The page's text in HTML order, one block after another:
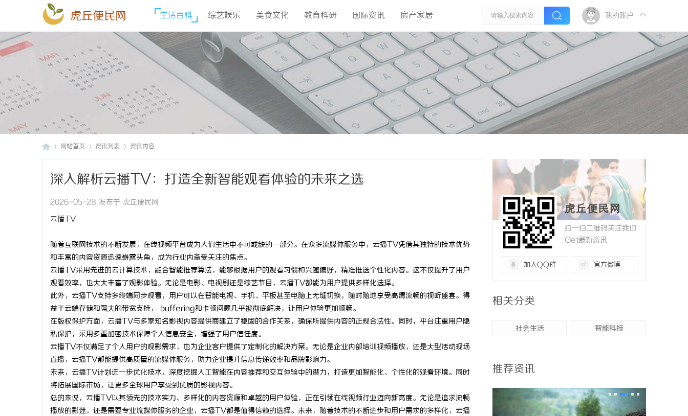
虎丘便民网 生活百科 综艺娱乐 美食文化 教育科研 国际资讯 房产家居 我的账户
网站首页 资讯列表 资讯内容
深入解析云播TV：打造全新智能观看体验的未来之选
2026-05-28 发布于 虎丘便民网
云播TV
随着互联网技术的不断发展，在线视频平台成为人们生活中不可或缺的一部分。在众多流媒体服务中，云播TV凭借其独特的技术优势
和丰富的内容资源迅速崭露头角，成为行业内备受关注的焦点。
云播TV采用先进的云计算技术，融合智能推荐算法，能够根据用户的观看习惯和兴趣偏好，精准推送个性化内容。这不仅提升了用户
观看效率，也大大丰富了观影体验。无论是电影、电视剧还是综艺节目，云播TV都能为用户提供多样化选择。
此外，云播TV支持多终端同步观看，用户可以在智能电视、手机、平板甚至电脑上无缝切换，随时随地享受高清流畅的视听盛宴。得
益于云端存储和强大的带宽支持， buffering和卡顿问题几乎被彻底解决，让用户体验更加顺畅。
在版权保护方面，云播TV与多家知名影视内容提供商建立了稳固的合作关系，确保所提供内容的正规合法性。同时，平台注重用户隐
私保护，采用多重加密技术保障个人信息安全，增强了用户信任度。
云播TV不仅满足了个人用户的观影需求，也为企业客户提供了定制化的解决方案。无论是企业内部培训视频播放，还是大型活动现场
直播，云播TV都能提供高质量的流媒体服务，助力企业提升信息传递效率和品牌影响力。
未来，云播TV计划进一步优化技术，深度挖掘人工智能在内容推荐和交互体验中的潜力，打造更加智能化、个性化的观看环境。同时
将拓展国际市场，让更多全球用户享受到优质的影视内容。
总的来说，云播TV以其领先的技术实力、多样化的内容资源和卓越的用户体验，正在引领在线视频行业迈向新高度。无论是追求流畅
播放的影迷，还是需要专业流媒体服务的企业，云播TV都是值得信赖的选择。未来，随着技术的不断进步和用户需求的多样化，云播
虎丘便民网
扫一扫二维码关注我们
Get最新资讯
加入QQ群 官方微博
相关分类
社会生活 智能科技
推荐资讯